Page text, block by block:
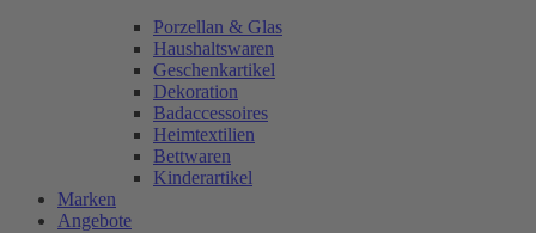
Porzellan & Glas
Haushaltswaren
Geschenkartikel
Dekoration
Badaccessoires
Heimtextilien
Bettwaren
Kinderartikel
Marken
Angebote